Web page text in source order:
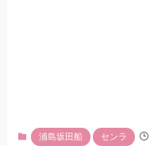
浦島坂田船 センラ